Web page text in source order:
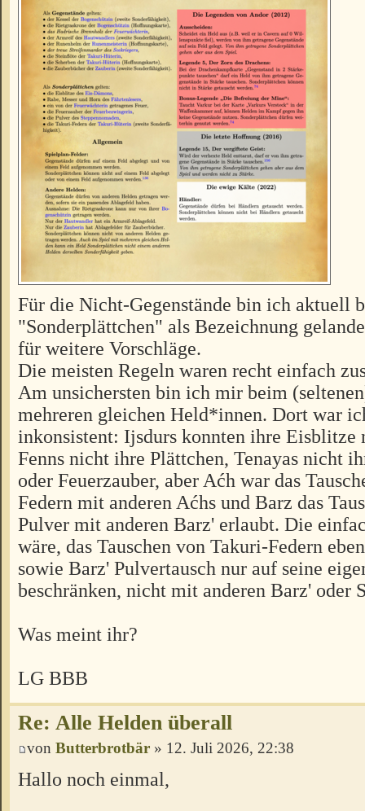
Für die Nicht-Gegenstände bin ich aktuell
"Sonderplättchen" als Bezeichnung
für weitere Vorschläge.
Die meisten Regeln waren recht einfach
Am unsichersten bin ich mir beim
mehreren gleichen Held*innen. Dort war
inkonsistent: Ijsdurs konnten ihre Eisblitze
Fenns nicht ihre Plättchen, Tenayas nicht
oder Feuerzauber, aber Aćh war das
Federn mit anderen Aćhs und Barz das
Pulver mit anderen Barz' erlaubt. Die
wäre, das Tauschen von Takuri-Federn
sowie Barz' Pulvertausch nur auf seine
beschränken, nicht mit anderen Barz' oder
Was meint ihr?
LG BBB
Re: Alle Helden überall
von Butterbrotbär » 12. Juli 2026, 22:38
Hallo noch einmal,